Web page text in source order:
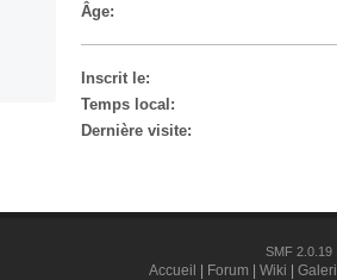
Âge:
Inscrit le:
Temps local:
Dernière visite:
SMF 2.0.19
Accueil Forum Wiki